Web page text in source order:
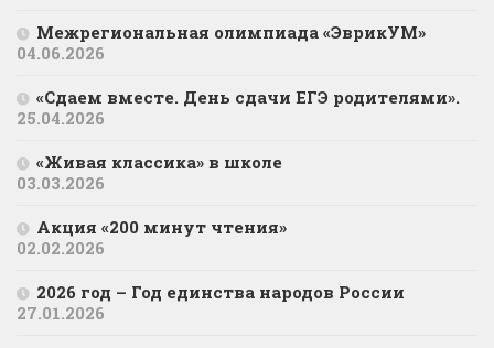
Межрегиональная олимпиада «ЭврикУМ»
04.06.2026
«Сдаем вместе. День сдачи ЕГЭ родителями».
25.04.2026
«Живая классика» в школе
03.03.2026
Акция «200 минут чтения»
02.02.2026
2026 год – Год единства народов России
27.01.2026